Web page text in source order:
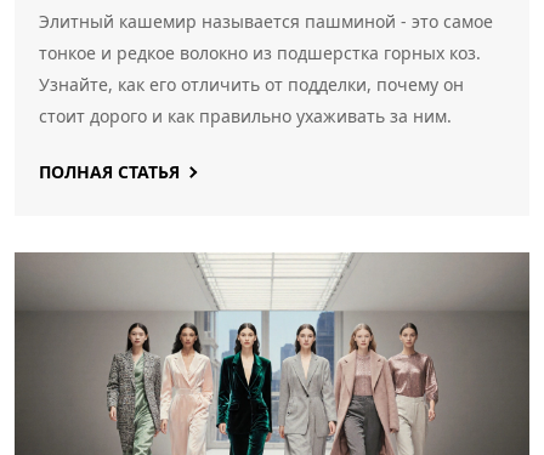
Элитный кашемир называется пашминой - это самое
тонкое и редкое волокно из подшерстка горных коз.
Узнайте, как его отличить от подделки, почему он
стоит дорого и как правильно ухаживать за ним.
ПОЛНАЯ СТАТЬЯ